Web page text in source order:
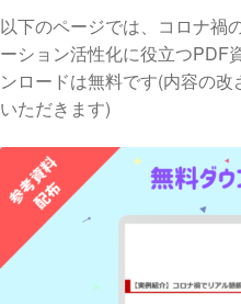
以下のページでは、コロナ禍
ーション活性化に役立つPDF
ンロードは無料です(内容の
いただきます)